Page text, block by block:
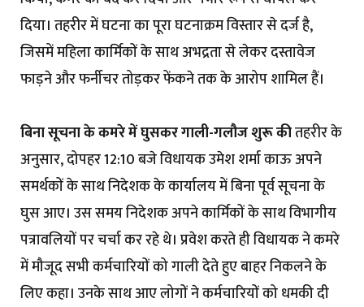
दिया। तहरीर में घटना का पूरा घटनाक्रम विस्तार से दर्ज है,
जिसमें महिला कार्मिकों के साथ अभद्रता से लेकर दस्तावेज
फाड़ने और फर्नीचर तोड़कर फेंकने तक के आरोप शामिल हैं।
बिना सूचना के कमरे में घुसकर गाली-गलौज शुरू कीतहरीर के
अनुसार, दोपहर 12:10 बजे विधायक उमेश शर्मा काऊ अपने
समर्थकों के साथ निदेशक के कार्यालय में बिना पूर्व सूचना के
घुस आए। उस समय निदेशक अपने कार्मिकों के साथ विभागीय
पत्रावलियों पर चर्चा कर रहे थे। प्रवेश करते ही विधायक ने कमरे
में मौजूद सभी कर्मचारियों को गाली देते हुए बाहर निकलने के
लिए कहा। उनके साथ आए लोगों ने कर्मचारियों को धमकी दी